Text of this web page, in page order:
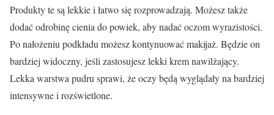
Produkty te są lekkie i łatwo się rozprowadzają. Możesz także
dodać odrobinę cienia do powiek, aby nadać oczom wyrazistości.
Po nałożeniu podkładu możesz kontynuować makijaż. Będzie on
bardziej widoczny, jeśli zastosujesz lekki krem nawilżający.
Lekka warstwa pudru sprawi, że oczy będą wyglądały na bardziej
intensywne i rozświetlone.